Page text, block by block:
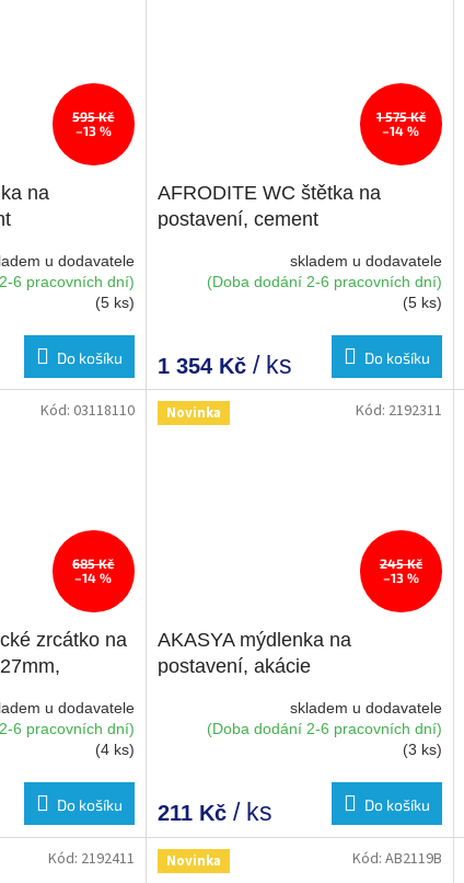
595 Kč
–13 %
na
u dodavatele
6 pracovních dní)
(5 ks)
Do košíku
1 575 Kč
–14 %
AFRODITE WC štětka na
postavení, cement
skladem u dodavatele
(Doba dodání 2-6 pracovních dní)
(5 ks)
1 354 Kč / ks Do košíku
685 Kč
–14 %
zrcátko na
u dodavatele
6 pracovních dní)
(4 ks)
Do košíku
Kód: 03118110 Novinka
245 Kč
–13 %
AKASYA mýdlenka na
postavení, akácie
skladem u dodavatele
(Doba dodání 2-6 pracovních dní)
(3 ks)
211 Kč / ks Do košíku
Kód: 2192311
Kód: 2192411 Novinka Kód: AB2119B